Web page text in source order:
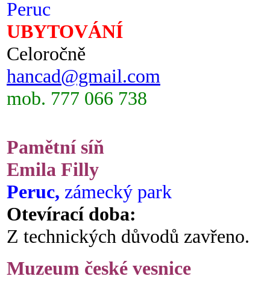
Peruc
UBYTOVÁNÍ
Celoročně
hancad@gmail.com
mob. 777 066 738
Pamětní síň
Emila Filly
Peruc, zámecký park
Otevírací doba:
Z technických důvodů zavřeno.
Muzeum české vesnice